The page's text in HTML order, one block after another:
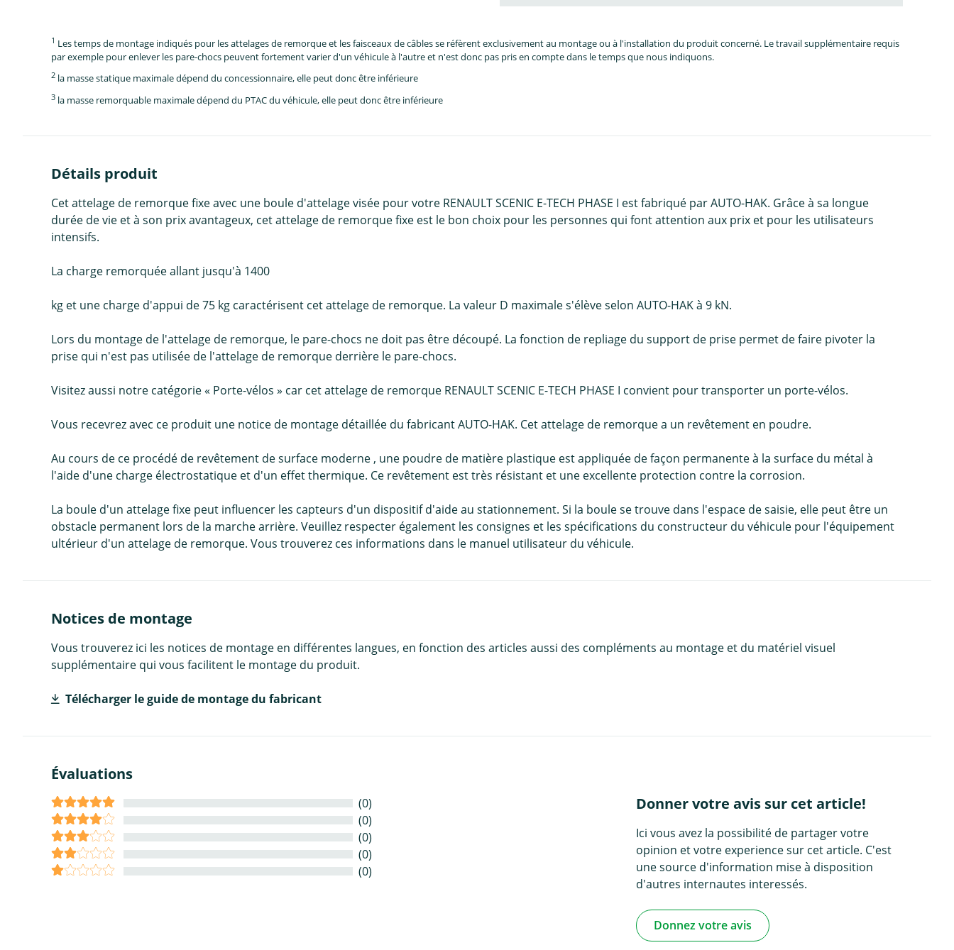
1 Les temps de montage indiqués pour les attelages de remorque et les faisceaux de câbles se réfèrent exclusivement au montage ou à l'installation du produit concerné. Le travail supplémentaire requis
par exemple pour enlever les pare-chocs peuvent fortement varier d'un véhicule à l'autre et n'est donc pas pris en compte dans le temps que nous indiquons.
2 la masse statique maximale dépend du concessionnaire, elle peut donc être inférieure
3 la masse remorquable maximale dépend du PTAC du véhicule, elle peut donc être inférieure
Détails produit
Cet attelage de remorque fixe avec une boule d'attelage visée pour votre RENAULT SCENIC E-TECH PHASE I est fabriqué par AUTO-HAK. Grâce à sa longue
durée de vie et à son prix avantageux, cet attelage de remorque fixe est le bon choix pour les personnes qui font attention aux prix et pour les utilisateurs
intensifs.
La charge remorquée allant jusqu'à 1400
kg et une charge d'appui de 75 kg caractérisent cet attelage de remorque. La valeur D maximale s'élève selon AUTO-HAK à 9 kN.
Lors du montage de l'attelage de remorque, le pare-chocs ne doit pas être découpé. La fonction de repliage du support de prise permet de faire pivoter la
prise qui n'est pas utilisée de l'attelage de remorque derrière le pare-chocs.
Visitez aussi notre catégorie « Porte-vélos » car cet attelage de remorque RENAULT SCENIC E-TECH PHASE I convient pour transporter un porte-vélos.
Vous recevrez avec ce produit une notice de montage détaillée du fabricant AUTO-HAK. Cet attelage de remorque a un revêtement en poudre.
Au cours de ce procédé de revêtement de surface moderne , une poudre de matière plastique est appliquée de façon permanente à la surface du métal à
l'aide d'une charge électrostatique et d'un effet thermique. Ce revêtement est très résistant et une excellente protection contre la corrosion.
La boule d'un attelage fixe peut influencer les capteurs d'un dispositif d'aide au stationnement. Si la boule se trouve dans l'espace de saisie, elle peut être un
obstacle permanent lors de la marche arrière. Veuillez respecter également les consignes et les spécifications du constructeur du véhicule pour l'équipement
ultérieur d'un attelage de remorque. Vous trouverez ces informations dans le manuel utilisateur du véhicule.
Notices de montage
Vous trouverez ici les notices de montage en différentes langues, en fonction des articles aussi des compléments au montage et du matériel visuel
supplémentaire qui vous facilitent le montage du produit.
Télécharger le guide de montage du fabricant
Évaluations
(0)
(0)
(0)
(0)
(0)
Donner votre avis sur cet article!
Ici vous avez la possibilité de partager votre
opinion et votre experience sur cet article. C'est
une source d'information mise à disposition
d'autres internautes interessés.
Donnez votre avis